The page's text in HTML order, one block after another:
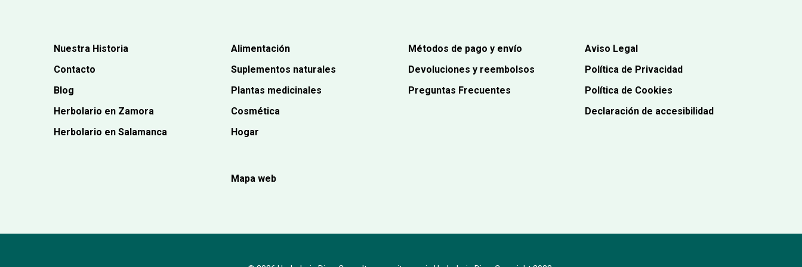
Nuestra Historia
Contacto
Blog
Herbolario en Zamora
Herbolario en Salamanca
Alimentación
Suplementos naturales
Plantas medicinales
Cosmética
Hogar
Mapa web
Métodos de pago y envío
Devoluciones y reembolsos
Preguntas Frecuentes
Aviso Legal
Política de Privacidad
Política de Cookies
Declaración de accesibilidad